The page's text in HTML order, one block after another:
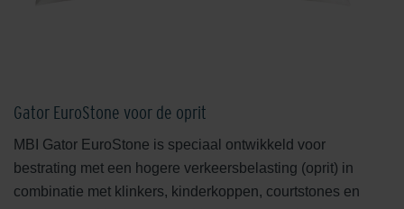
Gator EuroStone voor de oprit
MBI Gator EuroStone is speciaal ontwikkeld voor
bestrating met een hogere verkeersbelasting (oprit) in
combinatie met klinkers, kinderkoppen, courtstones en